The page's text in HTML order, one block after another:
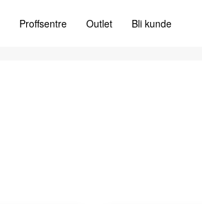
Proffsentre Outlet Bli kunde